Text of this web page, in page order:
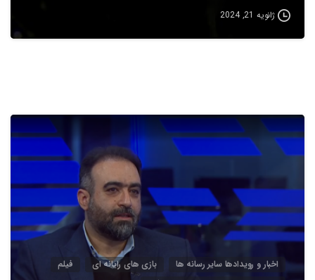
ژانویه 21, 2024
34
اخبار و رویدادها سایر رسانه ها بازی های رایانه ای
فیلم